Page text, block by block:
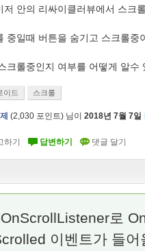
저 안의 리싸이클러뷰에서 스크
중일때 버튼을 숨기고 스크롤중
크롤중인지 여부를 어떻게 알수
이드 스크롤
(2,030 포인트) 님이 2018년 7월 7일
로
이벤트가 들